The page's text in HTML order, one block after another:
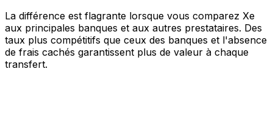
La différence est flagrante lorsque vous comparez Xe
aux principales banques et aux autres prestataires. Des
taux plus compétitifs que ceux des banques et l'absence
de frais cachés garantissent plus de valeur à chaque
transfert.